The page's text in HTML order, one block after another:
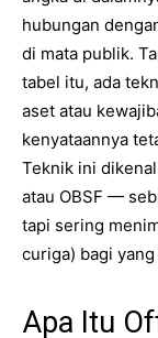
hubungan
di mata publik.
tabel itu, ada
aset atau
kenyataannya
Teknik ini
atau OBSF —
tapi sering
curiga) bagi
Apa Itu